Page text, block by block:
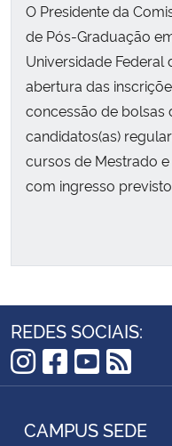
O Presidente da
de Pós-Graduação
Universidade Federal
abertura das
concessão de bolsas
candidatos(as)
cursos de Mestrado
com ingresso
REDES SOCIAIS:
Instagram
Facebook
RSS
CAMPUS SEDE